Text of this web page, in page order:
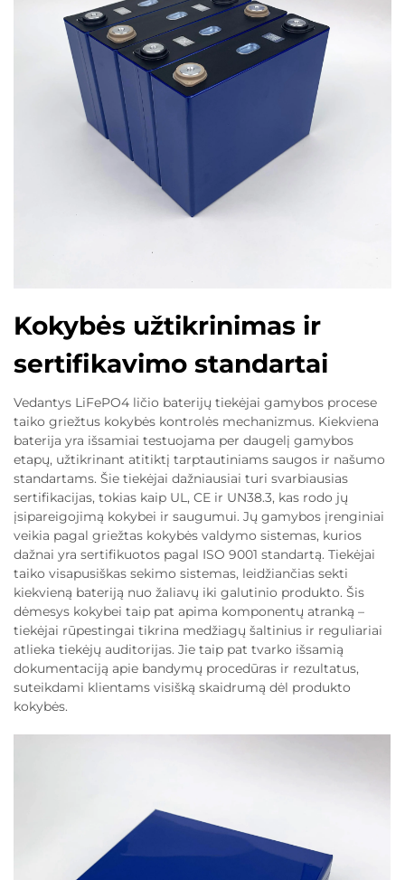
Kokybės užtikrinimas ir
sertifikavimo standartai
Vedantys LiFePO4 ličio baterijų tiekėjai gamybos procese
taiko griežtus kokybės kontrolės mechanizmus. Kiekviena
baterija yra išsamiai testuojama per daugelį gamybos
etapų, užtikrinant atitiktį tarptautiniams saugos ir našumo
standartams. Šie tiekėjai dažniausiai turi svarbiausias
sertifikacijas, tokias kaip UL, CE ir UN38.3, kas rodo jų
įsipareigojimą kokybei ir saugumui. Jų gamybos įrenginiai
veikia pagal griežtas kokybės valdymo sistemas, kurios
dažnai yra sertifikuotos pagal ISO 9001 standartą. Tiekėjai
taiko visapusiškas sekimo sistemas, leidžiančias sekti
kiekvieną bateriją nuo žaliavų iki galutinio produkto. Šis
dėmesys kokybei taip pat apima komponentų atranką –
tiekėjai rūpestingai tikrina medžiagų šaltinius ir reguliariai
atlieka tiekėjų auditorijas. Jie taip pat tvarko išsamią
dokumentaciją apie bandymų procedūras ir rezultatus,
suteikdami klientams visišką skaidrumą dėl produkto
kokybės.